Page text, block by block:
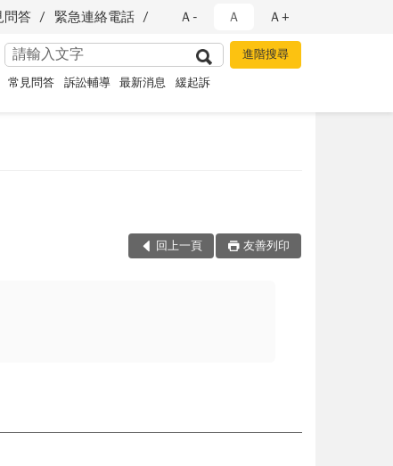
問答 緊急連絡電話 Ａ- Ａ Ａ+
常見問答 訴訟輔導 最新消息 緩起訴
回上一頁 友善列印